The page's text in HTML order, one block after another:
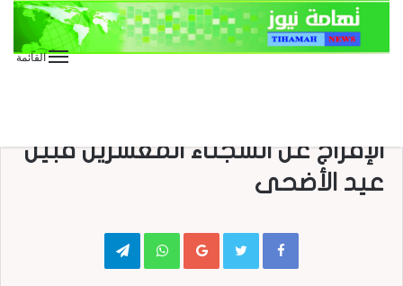
القائمة
الإفراج عن السجناء المعسرين قبيل
عيد الأضحى
Google+
WhatsApp
Telegram